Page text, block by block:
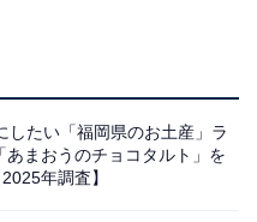
したい「福岡県のお土産」ラ
あまおうのチョコタルト」を
年調査】